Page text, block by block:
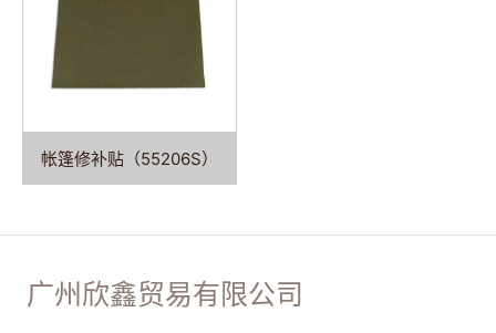
帐篷修补贴（55206S）
广州欣鑫贸易有限公司